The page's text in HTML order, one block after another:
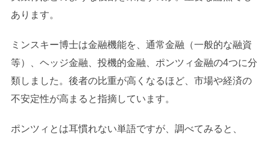
あります。
ミンスキー博士は金融機能を、通常金融（一般的な融資
等）、ヘッジ金融、投機的金融、ポンツィ金融の4つに分
類しました。後者の比重が高くなるほど、市場や経済の
不安定性が高まると指摘しています。
ポンツィとは耳慣れない単語ですが、調べてみると、